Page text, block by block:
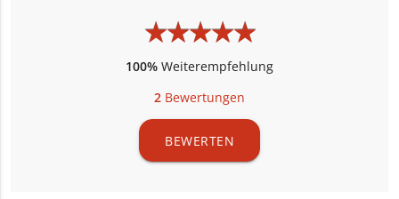
★★★★★
★★★★★
100% Weiterempfehlung
2 Bewertungen
BEWERTEN